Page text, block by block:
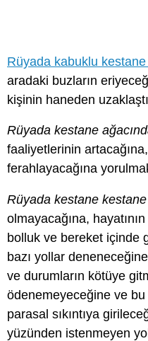
Rüyada kabuklu
aradaki buzların
kişinin haneden
Rüyada kestane
faaliyetlerinin
ferahlayacağına
Rüyada kestane
olmayacağına,
bolluk ve bereket içinde
bazı yollar
ve durumların kötüye
ödenemeyeceğine ve
parasal sıkıntıya
yüzünden istenmeyen